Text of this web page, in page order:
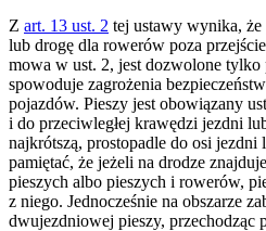
Z art. 13 ust. 2 tej ustawy wynika, że
lub drogę dla rowerów poza
mowa w ust. 2, jest dozwolone tylko
spowoduje zagrożenia
pojazdów. Pieszy jest obowiązany
i do przeciwległej krawędzi jezdni
najkrótszą, prostopadle do osi
pamiętać, że jeżeli na drodze
pieszych albo pieszych i rowerów,
z niego. Jednocześnie na obszarze
dwujezdniowej pieszy, przechodząc